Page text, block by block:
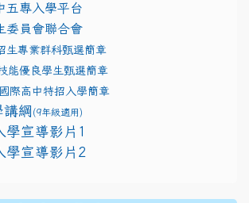
五專入學平台
委員會聯合會
生專業群科甄選簡章
能優良學生甄選簡章
際高中特招入學簡章
綱 (9年級適用)
docs.google.com/presentation/d/
學宣導影片1
docs.google.com/presentation/d/
學宣導影片2